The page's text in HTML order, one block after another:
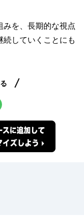
を、長期的な視点
していくことにも